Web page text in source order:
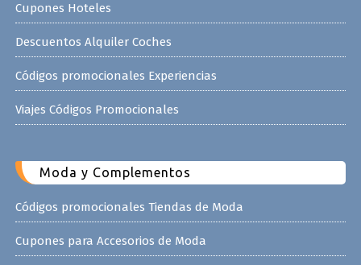
Cupones Hoteles
Descuentos Alquiler Coches
Códigos promocionales Experiencias
Viajes Códigos Promocionales
Moda y Complementos
Códigos promocionales Tiendas de Moda
Cupones para Accesorios de Moda